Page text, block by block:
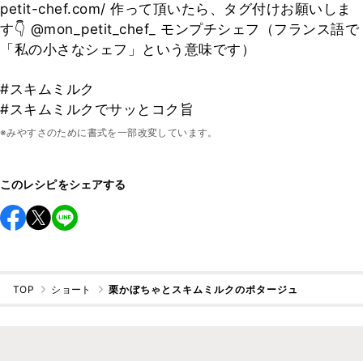
petit-chef.com/ 作って頂いたら、タグ付けお願いしま
す👇 @mon_petit_chef_ モンプチシェフ（フランス語で
「私の小さなシェフ」という意味です）
#スキムミルク
#スキムミルクでサッとコク旨
※みやすさのために書式を一部改変しています。
このレシピをシェアする
TOP ショート 栗かぼちゃとスキムミルクのポタージュ